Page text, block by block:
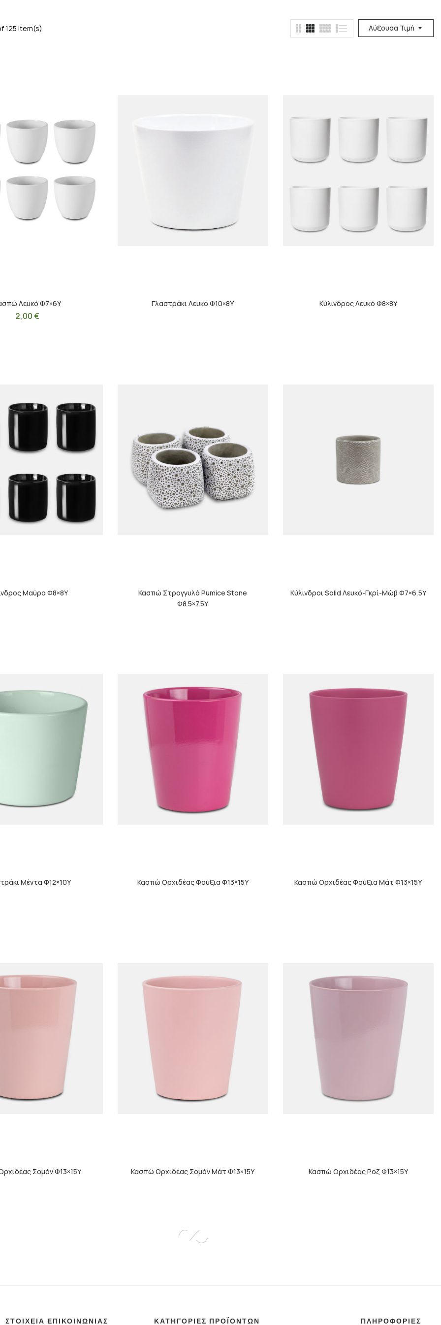
Αύξουσα Τιμή
125 item(s)
Λευκό Φ7×6Υ
2,00€
Γλαστράκι Λευκό Φ10×8Υ Κύλινδρος Λευκό Φ8×8Υ
Μαύρο Φ8×8Υ
Κασπώ Στρογγυλό Pumice Stone
Φ8.5×7.5Υ
Κύλινδροι Solid Λευκό-Γκρί-Μώβ Φ7×6,5Υ
Μέντα Φ12×10Υ Κασπώ Ορχιδέας Φούξια Φ13×15Υ Κασπώ Ορχιδέας Φούξια Μάτ Φ13×15Υ
Σομόν Φ13×15Υ Κασπώ Ορχιδέας Σομόν Μάτ Φ13×15Υ Κασπώ Ορχιδέας Ροζ Φ13×15Υ
ΣΤΟΙΧΕΙΑ ΕΠΙΚΟΙΝΩΝΙΑΣ ΚΑΤΗΓΟΡΙΕΣ ΠΡΟΪΟΝΤΩΝ ΠΛΗΡΟΦΟΡΙΕΣ